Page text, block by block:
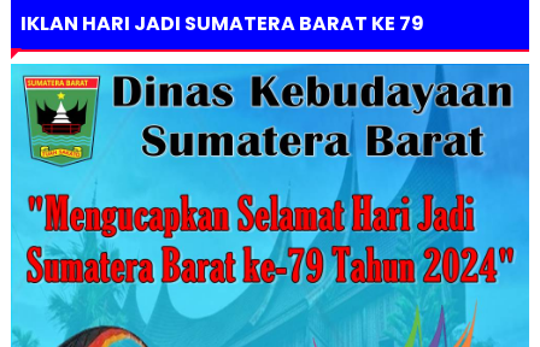
IKLAN HARI JADI SUMATERA BARAT KE 79